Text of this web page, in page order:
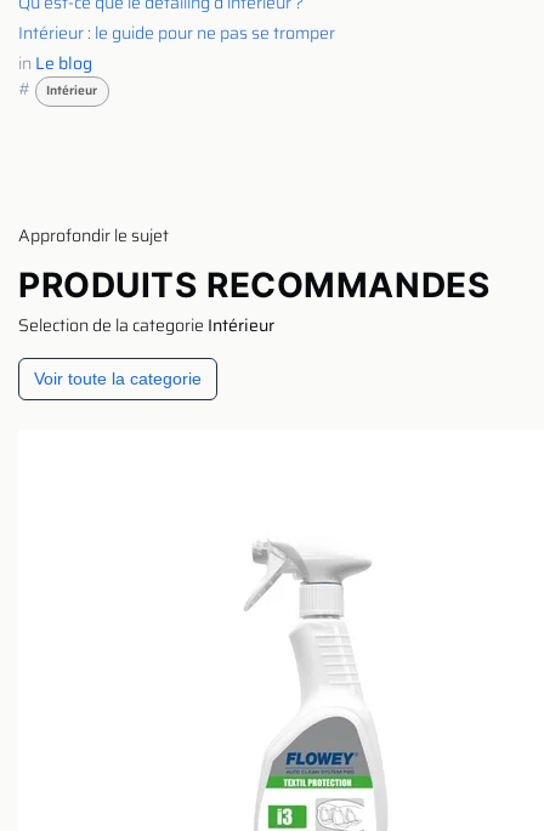
Intérieur : le guide pour ne pas se tromper
in Le blog
#
Intérieur
Approfondir le sujet
PRODUITS RECOMMANDES
Selection de la categorie Intérieur
Voir toute la categorie